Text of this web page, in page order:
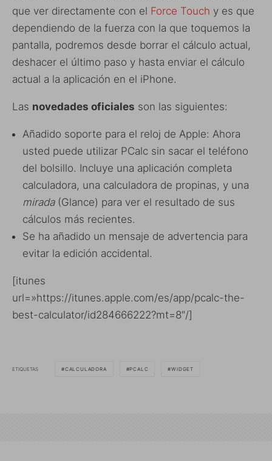
que ver directamente con el Force Touch y es que
dependiendo de la fuerza con la que toquemos la
pantalla, podremos desde borrar el cálculo actual,
deshacer el último paso y hasta enviar el cálculo
actual a la aplicación en el iPhone.
Las novedades oficiales son las siguientes:
Añadido soporte para el reloj de Apple: Ahora
usted puede utilizar PCalc sin sacar el teléfono
del bolsillo. Incluye una aplicación completa
calculadora, una calculadora de propinas, y una
mirada (Glance) para ver el resultado de sus
cálculos más recientes.
Se ha añadido un mensaje de advertencia para
evitar la edición accidental.
[itunes
url=»https://itunes.apple.com/es/app/pcalc-the-
best-calculator/id284666222?mt=8″/]
ETIQUETAS CALCULADORA PCALC WIDGET